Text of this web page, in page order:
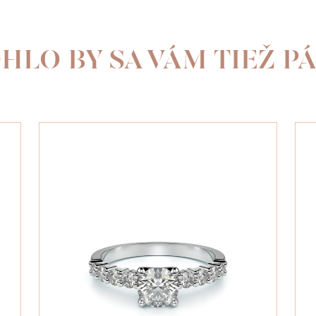
BY SA VÁM TIEŽ